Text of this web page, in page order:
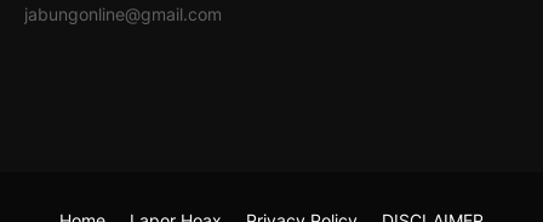
jabungonline@gmail.com